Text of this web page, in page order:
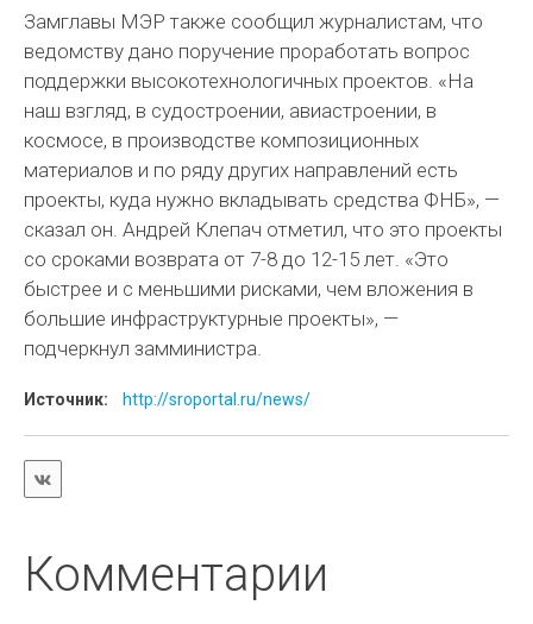
Замглавы МЭР также сообщил журналистам, что
ведомству дано поручение проработать вопрос
поддержки высокотехнологичных проектов. «На
наш взгляд, в судостроении, авиастроении, в
космосе, в производстве композиционных
материалов и по ряду других направлений есть
проекты, куда нужно вкладывать средства ФНБ», —
сказал он. Андрей Клепач отметил, что это проекты
со сроками возврата от 7-8 до 12-15 лет. «Это
быстрее и с меньшими рисками, чем вложения в
большие инфраструктурные проекты», —
подчеркнул замминистра.
Источник: http://sroportal.ru/news/
Комментарии